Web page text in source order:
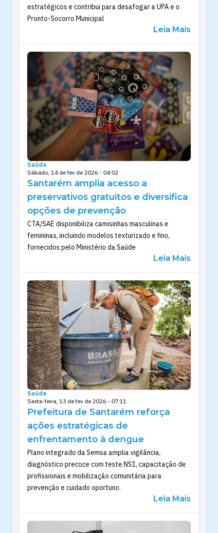
estratégicos e contribui para desafogar a UPA e o
Pronto-Socorro Municipal
Leia Mais
Saúde
Sábado, 14 de fev de 2026 - 04:02
Santarém amplia acesso a
preservativos gratuitos e diversifica
opções de prevenção
CTA/SAE disponibiliza camisinhas masculinas e
femininas, incluindo modelos texturizado e fino,
fornecidos pelo Ministério da Saúde
Leia Mais
Saúde
Sexta-feira, 13 de fev de 2026 - 07:11
Prefeitura de Santarém reforça
ações estratégicas de
enfrentamento à dengue
Plano integrado da Semsa amplia vigilância,
diagnóstico precoce com teste NS1, capacitação de
profissionais e mobilização comunitária para
prevenção e cuidado oportuno.
Leia Mais